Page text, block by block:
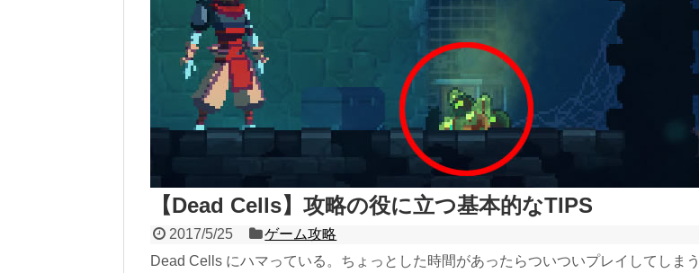
【Dead Cells】攻略の役に立つ基本的なTIPS
2017/5/25
ゲーム攻略
Dead Cells にハマっている。ちょっとした時間があったらついついプレイしてしまう